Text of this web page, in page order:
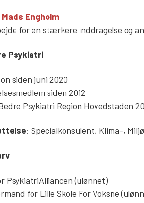
Engholm
for en stærkere inddragelse og
Psykiatri
siden juni 2020
siden 2012
Psykiatri Region Hovedstaden
: Specialkonsulent, Klima-,
PsykiatriAlliancen (ulønnet)
for Lille Skole For Voksne